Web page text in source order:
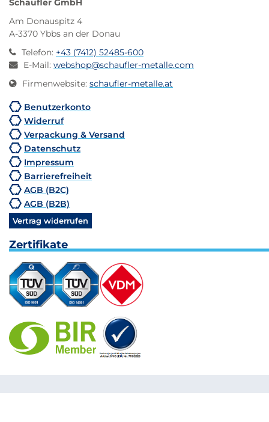
Am Donauspitz 4
A-3370 Ybbs an der Donau
Telefon: +43 (7412) 52485-600
E-Mail: webshop@schaufler-metalle.com
Firmenwebsite: schaufler-metalle.at
Benutzerkonto
Widerruf
Verpackung & Versand
Datenschutz
Impressum
Barrierefreiheit
AGB (B2C)
AGB (B2B)
Vertrag widerrufen
Zertifikate